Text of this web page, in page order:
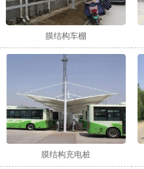
1
膜结构车棚
膜结构充电桩